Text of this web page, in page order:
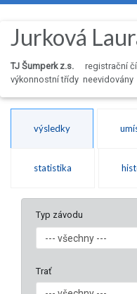
Jurková
TJ Šumperk z.s.
registrační
výkonnostní třídy neevidovány
výsledky
statistika
Typ závodu
Trať